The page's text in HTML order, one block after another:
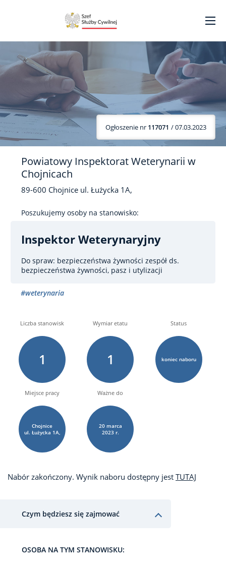
Ogłoszenie nr 117071 / 07.03.2023
Powiatowy Inspektorat Weterynarii w
Chojnicach
89-600 Chojnice ul. Łużycka 1A,
Poszukujemy osoby na stanowisko:
Inspektor Weterynaryjny
Do spraw: bezpieczeństwa żywności zespół ds.
bezpieczeństwa żywności, pasz i utylizacji
#weterynaria
Liczba stanowisk
1
Wymiar etatu
1
Status
koniec naboru
Miejsce pracy
Chojnice
ul. Łużycka 1A,
Ważne do
20 marca
2023 r.
Nabór zakończony. Wynik naboru dostępny jest TUTAJ
Czym będziesz się zajmować
OSOBA NA TYM STANOWISKU: